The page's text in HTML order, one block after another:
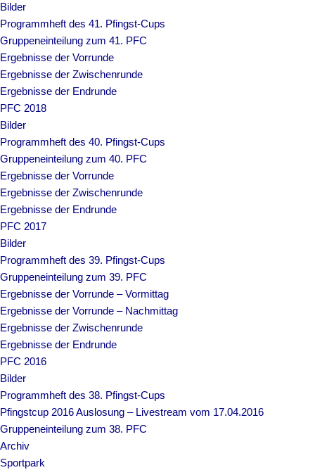
Bilder
Programmheft des 41. Pfingst-Cups
Gruppeneinteilung zum 41. PFC
Ergebnisse der Vorrunde
Ergebnisse der Zwischenrunde
Ergebnisse der Endrunde
PFC 2018
Bilder
Programmheft des 40. Pfingst-Cups
Gruppeneinteilung zum 40. PFC
Ergebnisse der Vorrunde
Ergebnisse der Zwischenrunde
Ergebnisse der Endrunde
PFC 2017
Bilder
Programmheft des 39. Pfingst-Cups
Gruppeneinteilung zum 39. PFC
Ergebnisse der Vorrunde – Vormittag
Ergebnisse der Vorrunde – Nachmittag
Ergebnisse der Zwischenrunde
Ergebnisse der Endrunde
PFC 2016
Bilder
Programmheft des 38. Pfingst-Cups
Pfingstcup 2016 Auslosung – Livestream vom 17.04.2016
Gruppeneinteilung zum 38. PFC
Archiv
Sportpark